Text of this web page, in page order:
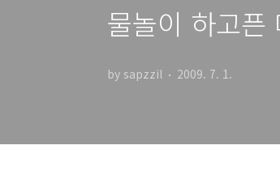
물놀이 하고픈
by sapzzil 2009. 7. 1.